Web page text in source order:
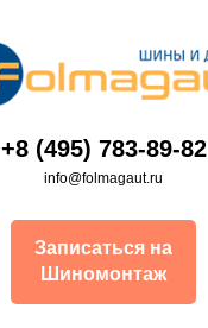
+8 (495) 783-89-82
info@folmagaut.ru
Записаться на
Шиномонтаж